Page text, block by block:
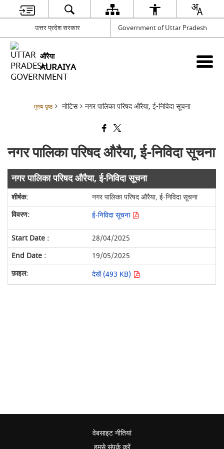
उत्तर प्रदेश सरकार Government of Uttar Pradesh
औरैया
AURAIYA
मुख्य पृष्ठ नोटिस नगर पालिका परिषद औरैया, ई-निविदा सूचना
नगर पालिका परिषद औरैया, ई-निविदा सूचना
नगर पालिका परिषद औरैया, ई-निविदा सूचना
नगर पालिका परिषद औरैया, ई-निविदा सूचना
ई-निविदा सूचना
28/04/2025
19/05/2025
देखें (493 KB)
वेबसाइट नीतियां